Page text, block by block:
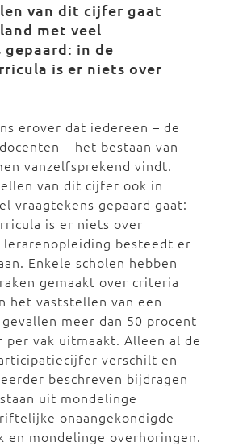
van dit cijfer gaat
met veel
in de
is er niets over
erover dat iedereen – de
– het bestaan van
vanzelfsprekend vindt.
van dit cijfer ook in
vraagtekens gepaard gaat:
is er niets over
lerarenopleiding besteedt er
Enkele scholen hebben
gemaakt over criteria
het vaststellen van een
meer dan 50 procent
vak uitmaakt. Alleen al de
verschilt en
beschreven bijdragen
uit mondelinge
onaangekondigde
en mondelinge overhoringen.